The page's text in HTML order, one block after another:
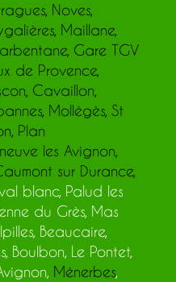
, Noves,
, Maillane,
, Gare TGV
de Provence,
, Cavaillon,
, Mollégès, St
, Plan
les Avignon,
sur Durance,
blanc, Palud les
du Grès, Mas
Beaucaire,
Boulbon, Le Pontet,
Ménerbes,